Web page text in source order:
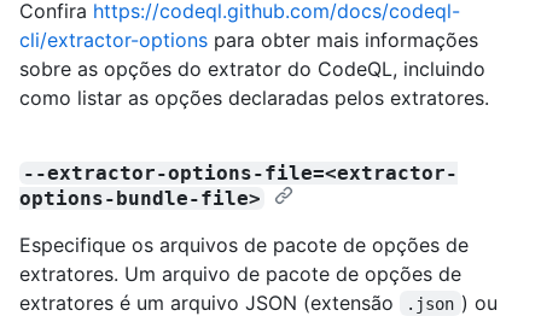
Confira https://codeql.github.com/docs/codeql-
cli/extractor-options para obter mais informações
sobre as opções do extrator do CodeQL, incluindo
como listar as opções declaradas pelos extratores.
--extractor-options-file=<extractor-
options-bundle-file>
Especifique os arquivos de pacote de opções de
extratores. Um arquivo de pacote de opções de
extratores é um arquivo JSON (extensão
.json ) ou